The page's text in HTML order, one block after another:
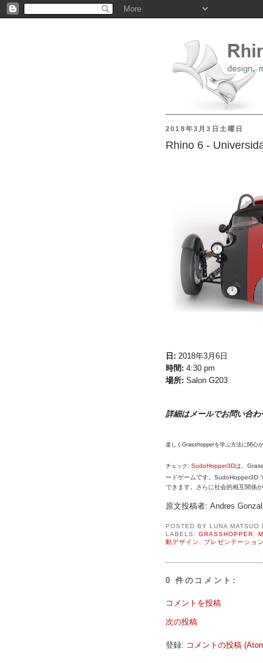
2018年3月3日土曜日
Rhino 6 -
日: 2018年3月6日
時間: 4:30 pm
場所: Salon G203
詳細はメールでお問い合
楽しくGrasshopperを学ぶ方法に関心
チェック: SudoHopper3Dは、
ードゲームです。 SudoHopper3D
できます。 さらに社会的相互関係
原文投稿者: Andres
POSTED BY LUNA MATSUO
LABELS: GRASSHOPPER,
動デザイン , プレゼンテーション
0 件のコメント:
コメントを投稿
次の投稿
登録: コメントの投稿